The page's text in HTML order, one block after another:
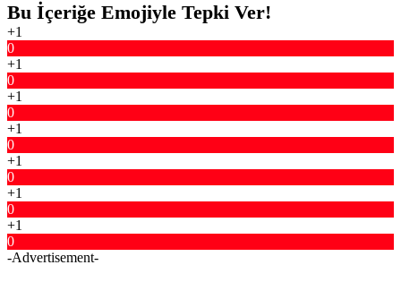
Bu İçeriğe Emojiyle Tepki Ver!
+1
0
+1
0
+1
0
+1
0
+1
0
+1
0
+1
0
-Advertisement-